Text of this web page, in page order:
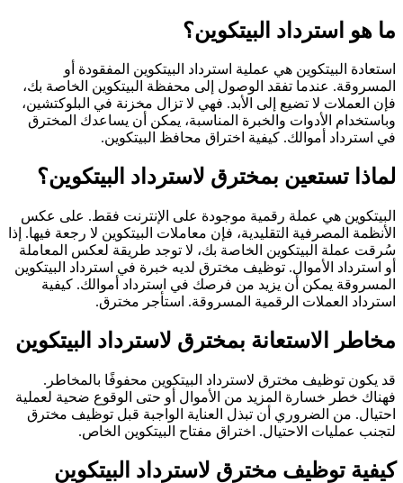
ما هو استرداد البيتكوين؟
استعادة البيتكوين هي عملية استرداد البيتكوين المفقودة أو
المسروقة. عندما تفقد الوصول إلى محفظة البيتكوين الخاصة بك،
فإن العملات لا تضيع إلى الأبد. فهي لا تزال مخزنة في البلوكتشين،
وباستخدام الأدوات والخبرة المناسبة، يمكن أن يساعدك المخترق
في استرداد أموالك. كيفية اختراق محافظ البيتكوين.
لماذا تستعين بمخترق لاسترداد البيتكوين؟
البيتكوين هي عملة رقمية موجودة على الإنترنت فقط. على عكس
الأنظمة المصرفية التقليدية، فإن معاملات البيتكوين لا رجعة فيها. إذا
سُرقت عملة البيتكوين الخاصة بك، لا توجد طريقة لعكس المعاملة
أو استرداد الأموال. توظيف مخترق لديه خبرة في استرداد البيتكوين
المسروقة يمكن أن يزيد من فرصك في استرداد أموالك.
استرداد العملات الرقمية المسروقة. استأجر مخترق.
مخاطر الاستعانة بمخترق لاسترداد البيتكوين
قد يكون توظيف مخترق لاسترداد البيتكوين محفوفًا بالمخاطر.
فهناك خطر خسارة المزيد من الأموال أو حتى الوقوع ضحية لعملية
احتيال. من الضروري أن تبذل العناية الواجبة قبل توظيف مخترق
لتجنب عمليات الاحتيال. اختراق مفتاح البيتكوين الخاص.
كيفية توظيف مخترق لاسترداد البيتكوين